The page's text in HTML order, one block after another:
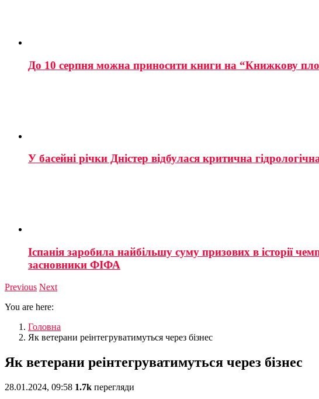
До 10 серпня можна приносити книги на “Книжкову
У басейні річки Дністер відбулася критична
Іспанія заробила найбільшу суму призових в історії
засновники ФІФА
Previous Next
You are here:
Головна
Як ветерани реінтегруватимуться через бізнес
Як ветерани реінтегруватимуться через бізнес
28.01.2024, 09:58 1.7k перегляди